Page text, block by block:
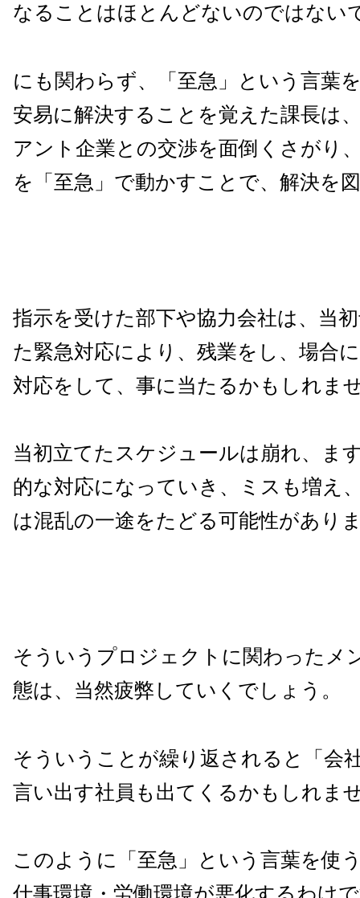
なることはほとんどないのではない
にも関わらず、「至急」という言葉
安易に解決することを覚えた課長は
アント企業との交渉を面倒くさがり
を「至急」で動かすことで、解決を
指示を受けた部下や協力会社は、当
た緊急対応により、残業をし、場合
対応をして、事に当たるかもしれま
当初立てたスケジュールは崩れ、ま
的な対応になっていき、ミスも増え
は混乱の一途をたどる可能性があり
そういうプロジェクトに関わったメ
態は、当然疲弊していくでしょう。
そういうことが繰り返されると「会
言い出す社員も出てくるかもしれま
このように「至急」という言葉を使